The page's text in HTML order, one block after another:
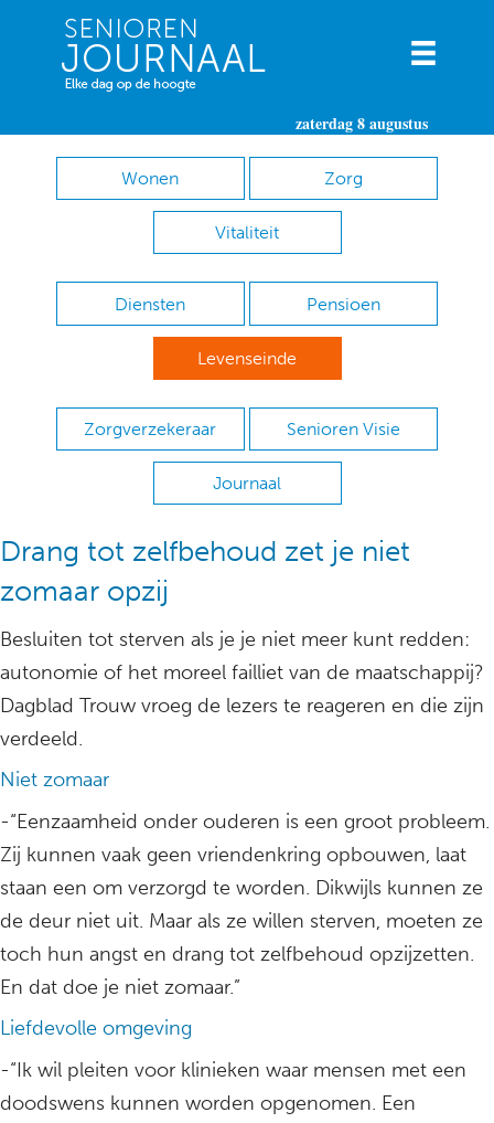
zaterdag 8 augustus
Wonen Zorg
Vitaliteit
Diensten Pensioen
Levenseinde
Zorgverzekeraar Senioren Visie
Journaal
Drang tot zelfbehoud zet je niet
zomaar opzij
Besluiten tot sterven als je je niet meer kunt redden:
autonomie of het moreel failliet van de maatschappij?
Dagblad Trouw vroeg de lezers te reageren en die zijn
verdeeld.
Niet zomaar
-“Eenzaamheid onder ouderen is een groot probleem.
Zij kunnen vaak geen vriendenkring opbouwen, laat
staan een om verzorgd te worden. Dikwijls kunnen ze
de deur niet uit. Maar als ze willen sterven, moeten ze
toch hun angst en drang tot zelfbehoud opzijzetten.
En dat doe je niet zomaar.”
Liefdevolle omgeving
-“Ik wil pleiten voor klinieken waar mensen met een
doodswens kunnen worden opgenomen. Een